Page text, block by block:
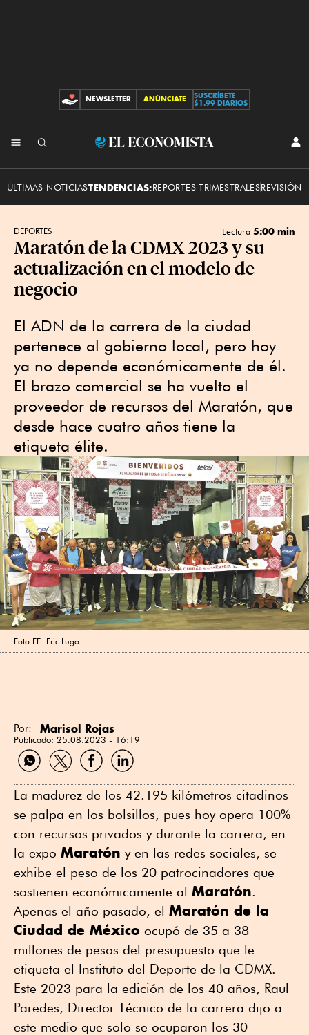
CONTRIBUCIONES
NEWSLETTER ANÚNCIATE
SUSCRÍBETE
$1.99 DIARIOS
El
ÚLTIMAS NOTICIASTENDENCIAS:REPORTES TRIMESTRALESREVISIÓN
DEPORTES Lectura 5:00 min
Maratón de la CDMX 2023 y su
actualización en el modelo de
negocio
El ADN de la carrera de la ciudad
pertenece al gobierno local, pero hoy
ya no depende económicamente de él.
El brazo comercial se ha vuelto el
proveedor de recursos del Maratón, que
desde hace cuatro años tiene la
etiqueta élite.
Foto EE: Eric Lugo
Por: Marisol Rojas
Publicado: 25.08.2023 - 16:19
Compartir
por
Compartir
por
Compartir
por
Compartir
por
La madurez de los 42.195 kilómetros citadinos
se palpa en los bolsillos, pues hoy opera 100%
con recursos privados y durante la carrera, en
la expo Maratón y en las redes sociales, se
exhibe el peso de los 20 patrocinadores que
sostienen económicamente al Maratón.
Apenas el año pasado, el Maratón de la
Ciudad de México ocupó de 35 a 38
millones de pesos del presupuesto que le
etiqueta el Instituto del Deporte de la CDMX.
Este 2023 para la edición de los 40 años, Raul
Paredes, Director Técnico de la carrera dijo a
este medio que solo se ocuparon los 30